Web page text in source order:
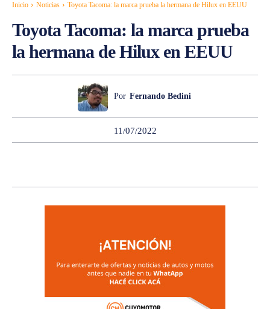
Inicio Noticias Toyota Tacoma: la marca prueba la hermana de Hilux en EEUU
Toyota Tacoma: la marca prueba
la hermana de Hilux en EEUU
Por Fernando Bedini
11/07/2022